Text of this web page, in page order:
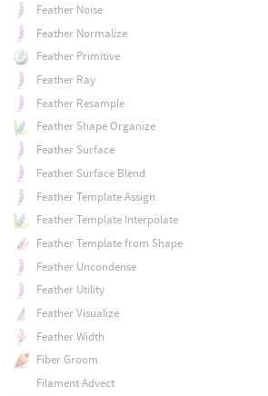
Feather Noise
Feather Normalize
Feather Primitive
Feather Ray
Feather Resample
Feather Shape Organize
Feather Surface
Feather Surface Blend
Feather Template Assign
Feather Template Interpolate
Feather Template from Shape
Feather Uncondense
Feather Utility
Feather Visualize
Feather Width
Fiber Groom
Filament Advect